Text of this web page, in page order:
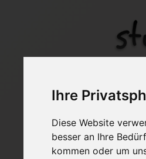
Ihre
Diese Website
besser an Ihre
kommen oder um